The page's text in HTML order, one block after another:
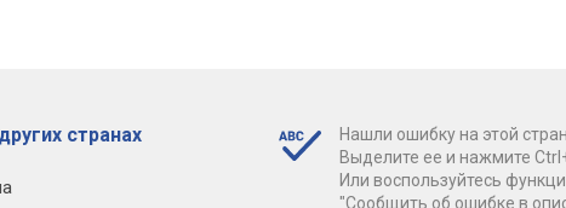
странах
Нашли ошибку на этой
Выделите ее и нажмите
Или воспользуйтесь
"Сообщить об ошибке в